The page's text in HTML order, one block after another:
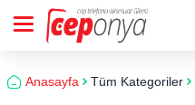
Anasayfa Tüm Kategoriler